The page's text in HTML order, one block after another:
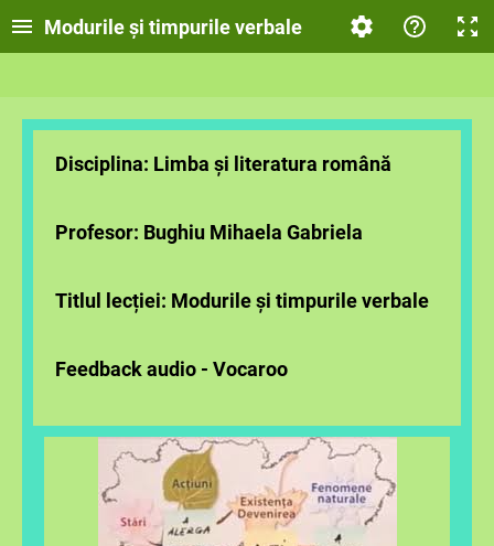
Modurile și timpurile verbale
Disciplina: Limba și literatura română
Profesor: Bughiu Mihaela Gabriela
Titlul lecției: Modurile și timpurile verbale
Feedback audio - Vocaroo